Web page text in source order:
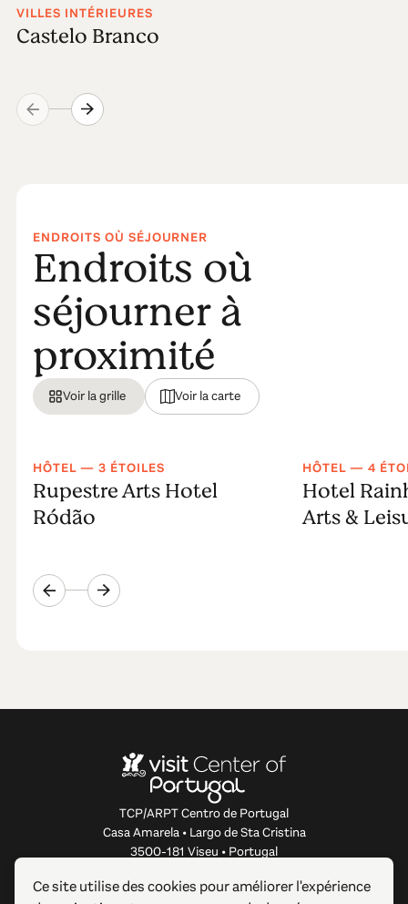
VILLES INTÉRIEURES
Castelo Branco
ENDROITS OÙ SÉJOURNER
Endroits où
séjourner à
proximité
Voir la grille Voir la carte
HÔTEL — 3 ÉTOILES
Rupestre Arts Hotel
Ródão
HÔTEL — 4
Hotel
Arts &
TCP/ARPT Centro de Portugal
Casa Amarela • Largo de Sta Cristina
3500-181 Viseu • Portugal
Ce site utilise des cookies pour améliorer l'expérience